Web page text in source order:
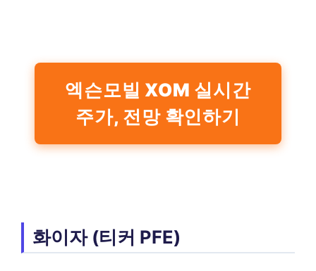
엑슨모빌 XOM 실시간
주가, 전망 확인하기
화이자 (티커 PFE)